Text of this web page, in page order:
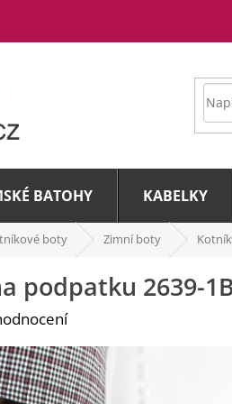
BATOHY KABELKY
boty Zimní boty
podpatku 2639-